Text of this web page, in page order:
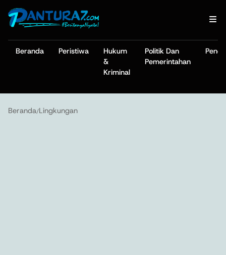
Beranda Peristiwa
Hukum
&
Kriminal
Politik Dan
Pemerintahan
Beranda/Lingkungan